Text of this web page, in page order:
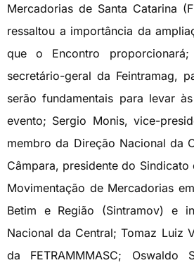
Mercadorias de Santa Catarina
ressaltou a importância da
que o Encontro
secretário-geral da Feintramag,
serão fundamentais para levar
evento; Sergio Monis, vice-
membro da Direção Nacional da
Câmpara, presidente do Sindicato
Movimentação de Mercadorias
Betim e Região (Sintramov) e
Nacional da Central; Tomaz Luiz
da FETRAMMMASC; Oswaldo